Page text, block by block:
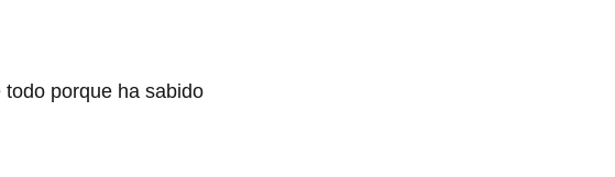
porque ha sabido